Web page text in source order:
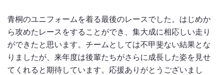
青桐のユニフォームを着る最後のレースでした。はじめか
ら攻めたレースをすることができ、集大成に相応しい走り
ができたと思います。チームとしては不甲斐ない結果とな
りましたが、来年度は後輩たちがさらに成長した姿を見せ
てくれると期待しています。応援ありがとうございまし